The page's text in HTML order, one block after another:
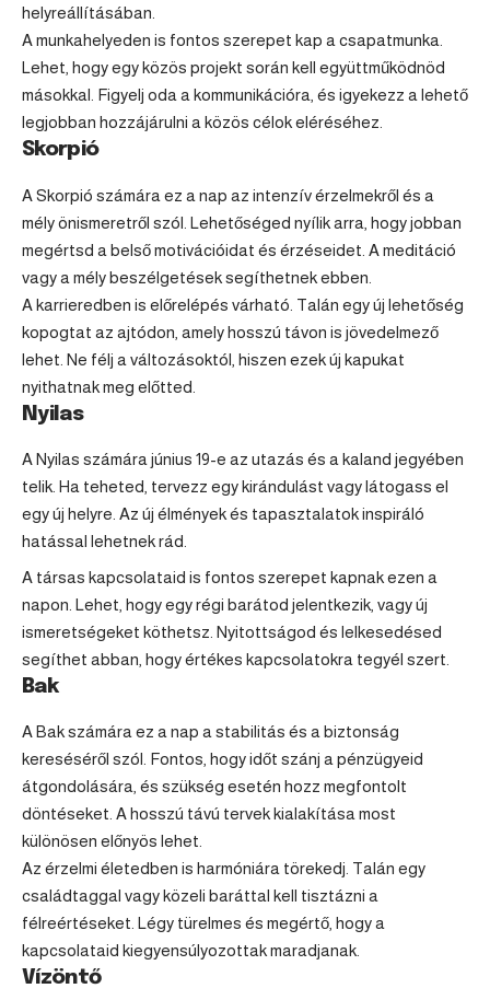
helyreállításában.
A munkahelyeden is fontos szerepet kap a csapatmunka.
Lehet, hogy egy közös projekt során kell együttműködnöd
másokkal. Figyelj oda a kommunikációra, és igyekezz a lehető
legjobban hozzájárulni a közös célok eléréséhez.
Skorpió
A Skorpió számára ez a nap az intenzív érzelmekről és a
mély önismeretről szól. Lehetőséged nyílik arra, hogy jobban
megértsd a belső motivációidat és érzéseidet. A meditáció
vagy a mély beszélgetések segíthetnek ebben.
A karrieredben is előrelépés várható. Talán egy új lehetőség
kopogtat az ajtódon, amely hosszú távon is jövedelmező
lehet. Ne félj a változásoktól, hiszen ezek új kapukat
nyithatnak meg előtted.
Nyilas
A Nyilas számára június 19-e az utazás és a kaland jegyében
telik. Ha teheted, tervezz egy kirándulást vagy látogass el
egy új helyre. Az új élmények és tapasztalatok inspiráló
hatással lehetnek rád.
A társas kapcsolataid is fontos szerepet kapnak ezen a
napon. Lehet, hogy egy régi barátod jelentkezik, vagy új
ismeretségeket köthetsz. Nyitottságod és lelkesedésed
segíthet abban, hogy értékes kapcsolatokra tegyél szert.
Bak
A Bakszámára ez a nap a stabilitás és a biztonság
kereséséről szól. Fontos, hogy időt szánj a pénzügyeid
átgondolására, és szükség esetén hozz megfontolt
döntéseket. A hosszú távú tervek kialakítása most
különösen előnyös lehet.
Az érzelmi életedben is harmóniára törekedj. Talán egy
családtaggal vagy közeli baráttal kell tisztázni a
félreértéseket. Légy türelmes és megértő, hogy a
kapcsolataid kiegyensúlyozottak maradjanak.
Vízöntő